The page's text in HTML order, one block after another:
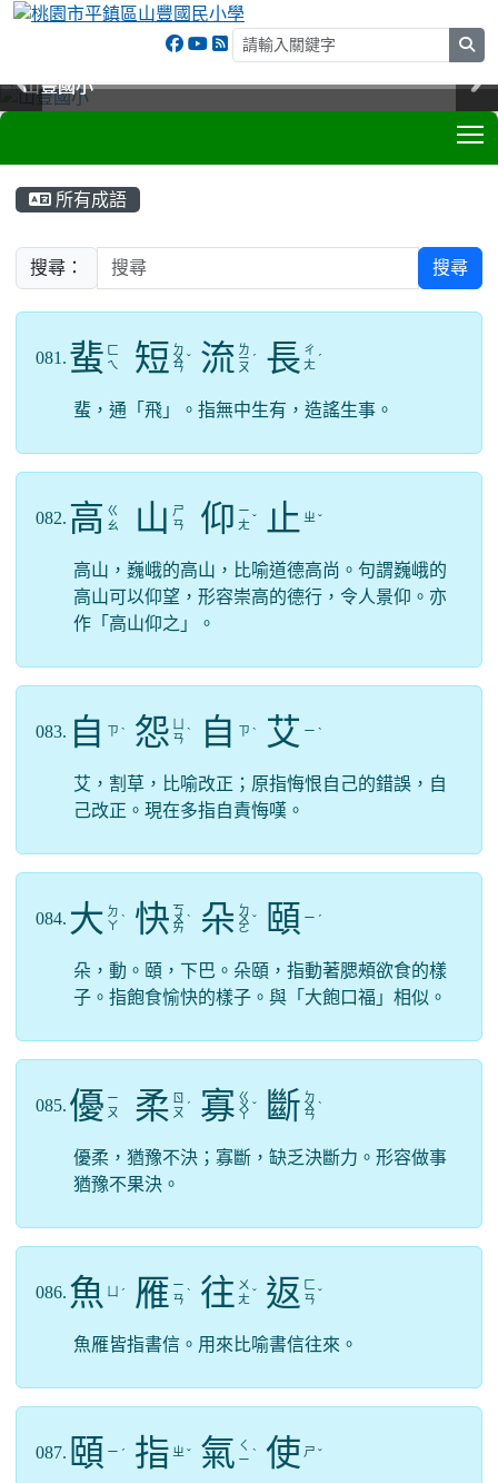
山豐國小
山豐國小
山豐國小
山豐國小
所有成語
搜尋： 搜尋
081. 蜚 ㄈ
ㄟ
短 ㄉ
ㄨ
ㄢ
ˇ 流 ㄌ
ㄧ
ㄡ
ˊ 長 ㄔ
ㄤ ˊ
蜚，通「飛」。指無中生有，造謠生事。
082. 高 ㄍ
ㄠ
山 ㄕ
ㄢ
仰 ㄧ
ㄤ ˇ 止 ㄓ ˇ
高山，巍峨的高山，比喻道德高尚。句謂巍峨的
高山可以仰望，形容崇高的德行，令人景仰。亦
作「高山仰之」。
083. 自 ㄗ ˋ 怨 ㄢ ˋ 自 ㄗ ˋ 艾 ㄧ ˋ
艾，割草，比喻改正；原指悔恨自己的錯誤，自
己改正。現在多指自責悔嘆。
084. 大 ㄉ
ㄚ ˋ 快 ㄎ
ㄨ
ㄞ
ˋ 朵 ㄉ
ㄨ
ㄛ
ˇ 頤 ㄧ ˊ
朵，動。頤，下巴。朵頤，指動著腮頰欲食的樣
子。指飽食愉快的樣子。與「大飽口福」相似。
085. 優 ㄧ
ㄡ
柔 ㄖ
ㄡ ˊ 寡 ㄍ
ㄨ
ㄚ
ˇ 斷 ㄉ
ㄨ
ㄢ
ˋ
優柔，猶豫不決；寡斷，缺乏決斷力。形容做事
猶豫不果決。
086. 魚 ˊ 雁 ㄧ
ㄢ ˋ 往 ㄨ
ㄤ ˇ 返 ㄈ
ㄢ ˇ
魚雁皆指書信。用來比喻書信往來。
087. 頤 ㄧ ˊ 指 ㄓ ˇ 氣 ㄑ
ㄧ ˋ 使 ㄕ ˇ